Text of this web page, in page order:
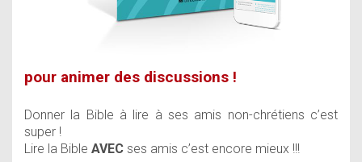
pour animer des discussions !
Donner la Bible à lire à ses amis non-chrétiens c’est
super !
Lire la Bible AVEC ses amis c’est encore mieux !!!